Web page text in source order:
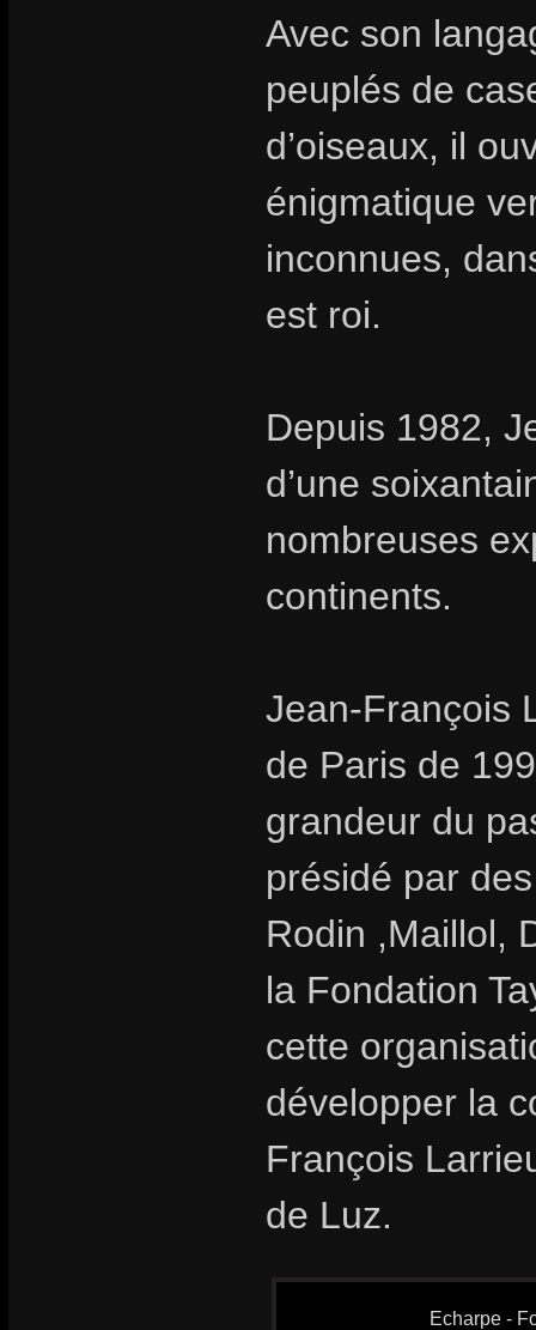
Avec son
peuplés de
d’oiseaux, il
énigmatique
inconnues,
est roi.
Depuis 1982,
d’une
nombreuses
continents.
Jean-François
de Paris de
grandeur du
présidé par
Rodin ,Maillol,
la Fondation
cette
développer la
François
de Luz.
Echarpe -